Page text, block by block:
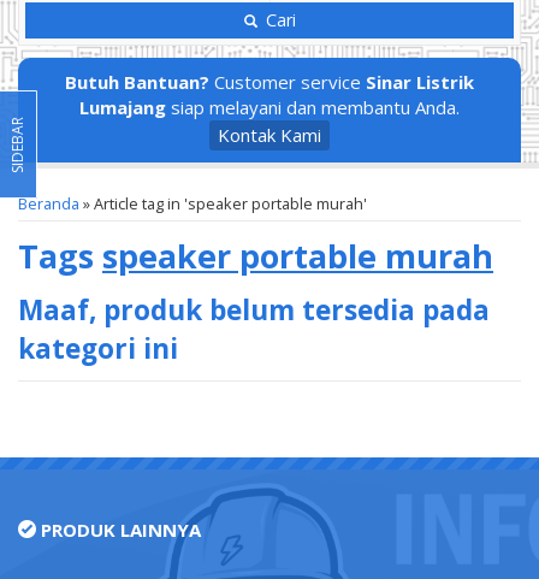
Cari
Butuh Bantuan? Customer service Sinar Listrik
Lumajang siap melayani dan membantu Anda.
Kontak Kami
Beranda »Article tag in 'speaker portable murah'
Tags speaker portable murah
Maaf, produk belum tersedia pada
kategori ini
SIDEBAR
PRODUK LAINNYA